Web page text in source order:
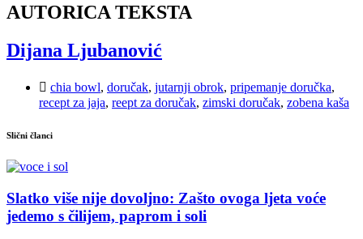
AUTORICA TEKSTA
Dijana Ljubanović
chia bowl, doručak, jutarnji obrok, pripemanje doručka,
recept za jaja, reept za doručak, zimski doručak, zobena kaša
Slični članci
Slatko više nije dovoljno: Zašto ovoga ljeta voće
jedemo s čilijem, paprom i soli